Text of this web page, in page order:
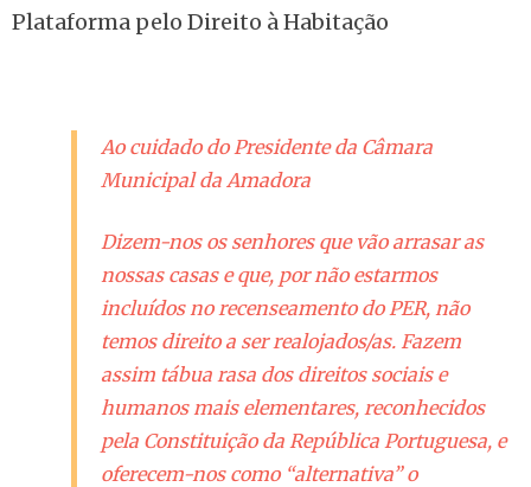
Plataforma pelo Direito à Habitação
Ao cuidado do Presidente da Câmara
Municipal da Amadora
Dizem-nos os senhores que vão arrasar as
nossas casas e que, por não estarmos
incluídos no recenseamento do PER, não
temos direito a ser realojados/as. Fazem
assim tábua rasa dos direitos sociais e
humanos mais elementares, reconhecidos
pela Constituição da República Portuguesa, e
oferecem-nos como “alternativa” o